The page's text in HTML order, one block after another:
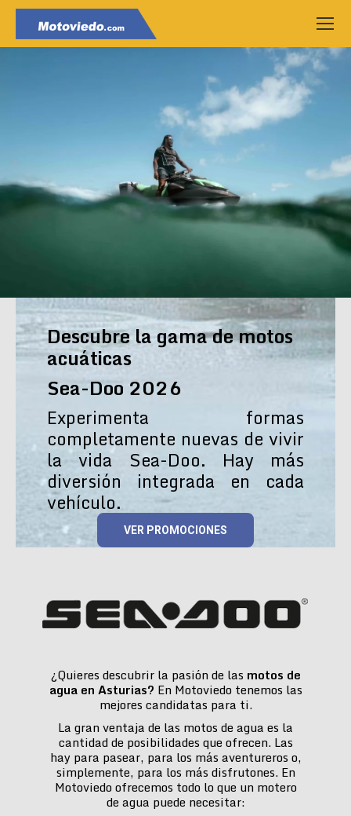
Descubre la gama de motos
acuáticas
Sea-Doo 2026
Experimenta formas
completamente nuevas de vivir
la vida Sea-Doo. Hay más
diversión integrada en cada
vehículo.
VER PROMOCIONES
¿Quieres descubrir la pasión de las motos de
agua en Asturias? En Motoviedo tenemos las
mejores candidatas para ti.
La gran ventaja de las motos de agua es la
cantidad de posibilidades que ofrecen. Las
hay para pasear, para los más aventureros o,
simplemente, para los más disfrutones. En
Motoviedo ofrecemos todo lo que un motero
de agua puede necesitar: